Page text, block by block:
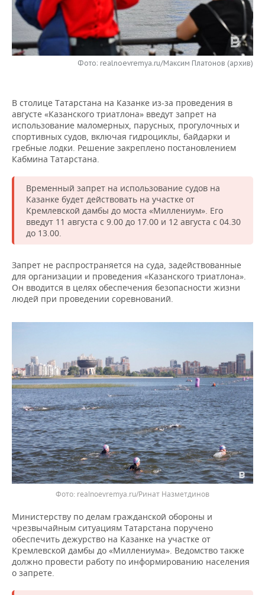
НЕФТЕХИМИЯ
НЕФТЬ
ОПК
РОЗНИЧНАЯ ТОРГОВЛЯ
ТРАНСПОРТ
НОВОСТИ ТЕХНОЛОГИЙ
IT
ТЕЛЕКОММУНИКАЦИИ
МЕРОПРИЯТИЯ
НОВОСТИ МЕРОПРИЯТИЙ
БИЗНЕС-БРАНЧИ
ONLINE-КОНФЕРЕНЦИИ
ОТКРЫТАЯ ЛЕКЦИЯ
СПОРТ
ФУТБОЛ
ХОККЕЙ
БАСКЕТБОЛ
ВОЛЕЙБОЛ
КИБЕРСПОРТ
ФИГУРНОЕ КАТАНИЕ
ВОДНЫЕ ВИДЫ СПОРТА
ХОККЕЙ С МЯЧОМ
НОВОСТИ ОБЩЕСТВА
ВЛАСТЬ
ИНФРАСТРУКТУРА
ИСТОРИЯ
КУЛЬТУРА
МЕДИЦИНА
ОБРАЗОВАНИЕ
ПРОИСШЕСТВИЯ
ФОТОГАЛЕРЕЯ
СЮЖЕТЫ
СПРАВОЧНИК
СПИСОК ПЕРСОН
СПИСОК КОМПАНИЙ
ПОЛНАЯ ВЕРСИЯ
Фото: realnoevremya.ru/Максим Платонов (архив)
В столице Татарстана на Казанке из-за проведения в
августе «Казанского триатлона» введут запрет на
использование маломерных, парусных, прогулочных и
спортивных судов, включая гидроциклы, байдарки и
гребные лодки. Решение закреплено постановлением
Кабмина Татарстана.
Временный запрет на использование судов на
Казанке будет действовать на участке от
Кремлевской дамбы до моста «Миллениум». Его
введут 11 августа с 9.00 до 17.00 и 12 августа с 04.30
до 13.00.
Запрет не распространяется на суда, задействованные
для организации и проведения «Казанского триатлона».
Он вводится в целях обеспечения безопасности жизни
людей при проведении соревнований.
realnoevremya.ru/Ринат Назметдинов
Министерству по делам гражданской обороны и
чрезвычайным ситуациям Татарстана поручено
обеспечить дежурство на Казанке на участке от
Кремлевской дамбы до «Миллениума». Ведомство также
должно провести работу по информированию населения
о запрете.